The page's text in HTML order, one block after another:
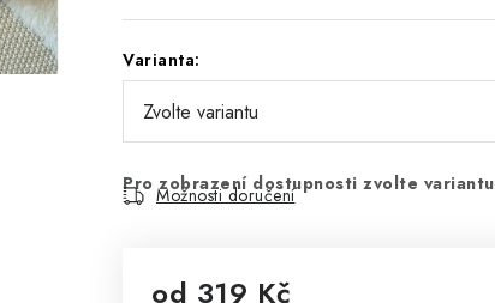
Varianta:
Pro zobrazení dostupnosti zvolte variantu
Možnosti doručení
od 319 Kč